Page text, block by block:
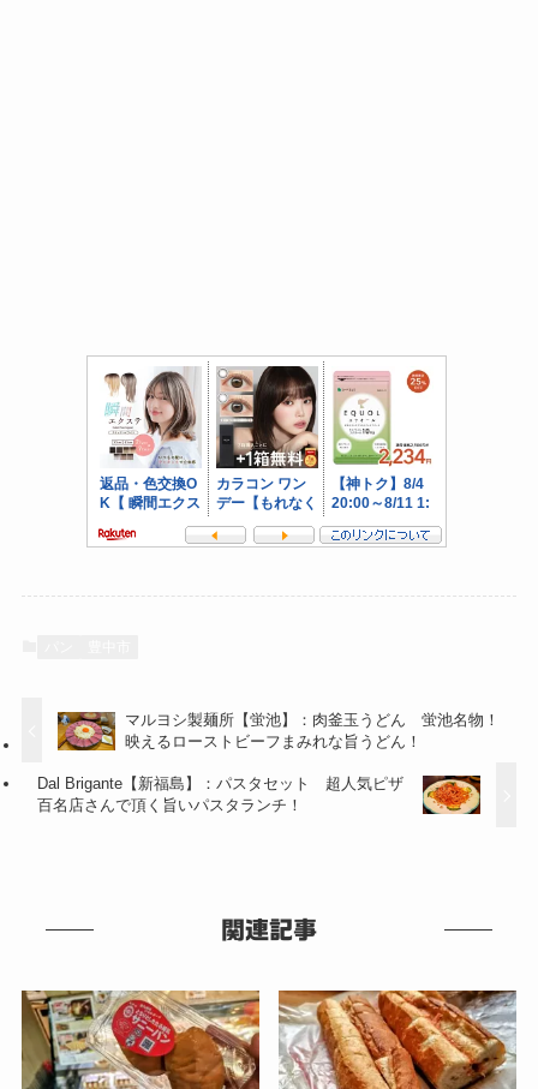
マルヨシ製麺所【蛍池】：肉釜玉うどん 蛍池名物！
映えるローストビーフまみれな旨うどん！
Dal Brigante【新福島】：パスタセット 超人気ピザ
百名店さんで頂く旨いパスタランチ！
関連記事